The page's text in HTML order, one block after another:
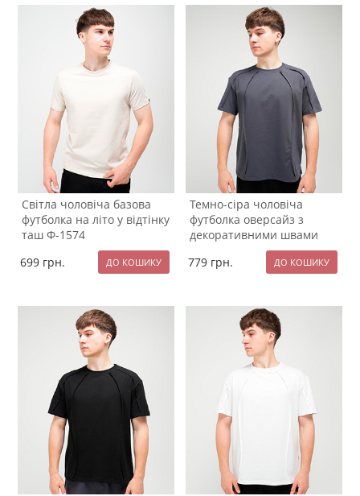
Світла чоловіча базова
футболка на літо у відтінку
таш Ф-1574
699 грн.
Темно-сіра чоловіча
футболка оверсайз з
декоративними швами
779 грн.